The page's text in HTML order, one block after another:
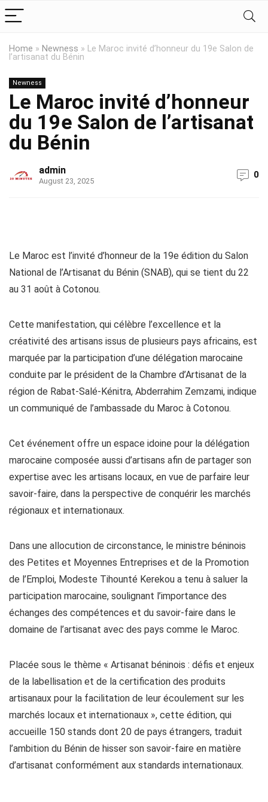
Home » Newness » Le Maroc invité d’honneur du 19e Salon de
l’artisanat du Bénin
Newness
Le Maroc invité d’honneur
du 19e Salon de l’artisanat
du Bénin
admin
August 23, 2025
0
Le Maroc est l’invité d’honneur de la 19e édition du Salon
National de l’Artisanat du Bénin (SNAB), qui se tient du 22
au 31 août à Cotonou.
Cette manifestation, qui célèbre l’excellence et la
créativité des artisans issus de plusieurs pays africains, est
marquée par la participation d’une délégation marocaine
conduite par le président de la Chambre d’Artisanat de la
région de Rabat-Salé-Kénitra, Abderrahim Zemzami, indique
un communiqué de l’ambassade du Maroc à Cotonou.
Cet événement offre un espace idoine pour la délégation
marocaine composée aussi d’artisans afin de partager son
expertise avec les artisans locaux, en vue de parfaire leur
savoir-faire, dans la perspective de conquérir les marchés
régionaux et internationaux.
Dans une allocution de circonstance, le ministre béninois
des Petites et Moyennes Entreprises et de la Promotion
de l’Emploi, Modeste Tihounté Kerekou a tenu à saluer la
participation marocaine, soulignant l’importance des
échanges des compétences et du savoir-faire dans le
domaine de l’artisanat avec des pays comme le Maroc.
Placée sous le thème « Artisanat béninois : défis et enjeux
de la labellisation et de la certification des produits
artisanaux pour la facilitation de leur écoulement sur les
marchés locaux et internationaux », cette édition, qui
accueille 150 stands dont 20 de pays étrangers, traduit
l’ambition du Bénin de hisser son savoir-faire en matière
d’artisanat conformément aux standards internationaux.